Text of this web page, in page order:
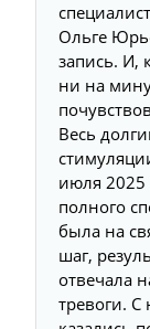
Ольге
запись. И,
ни на
Весь
июля
полного
была на
шаг,
отвечала
тревоги.